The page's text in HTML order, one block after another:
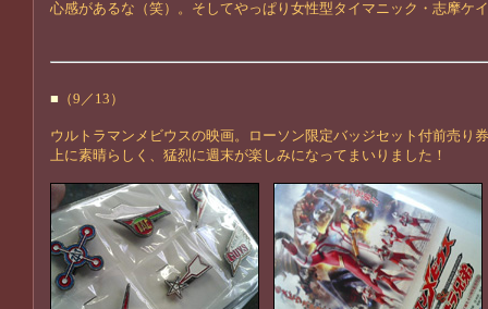
心感があるな（笑）。そしてやっぱり女性型タイマニック・志摩ケ
■ （9／13）
ウルトラマンメビウスの映画。ローソン限定バッジセット付前売り
上に素晴らしく、猛烈に週末が楽しみになってまいりました！